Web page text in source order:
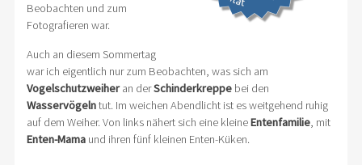
Beobachten und zum
Fotografieren war.
Auch an diesem Sommertag
war ich eigentlich nur zum Beobachten, was sich am
Vogelschutzweiheran derSchinderkreppebei den
Wasservögelntut. Im weichen Abendlicht ist es weitgehend ruhig
auf dem Weiher. Von links nähert sich eine kleineEntenfamilie, mit
Enten-Mamaund ihren fünf kleinen Enten-Küken.